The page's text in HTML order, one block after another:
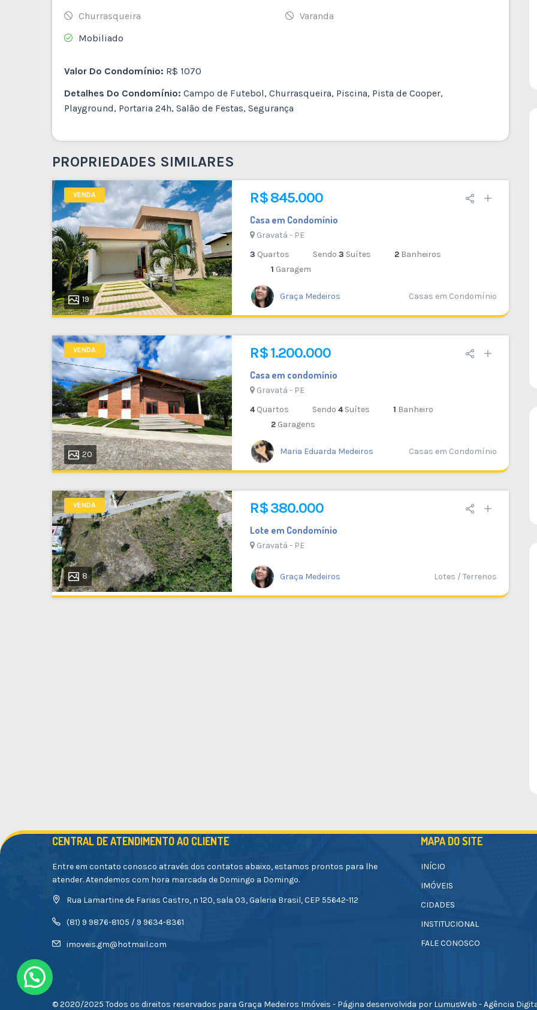
Churrasqueira
Mobiliado
Varanda
Valor Do Condomínio: R$ 1070
Detalhes Do Condomínio: Campo de Futebol, Churrasqueira, Piscina, Pista de Cooper,
Playground, Portaria 24h, Salão de Festas, Segurança
PROPRIEDADES SIMILARES
VENDA
19
R$ 845.000
Casa em Condomínio
Gravatá - PE
3 Quartos Sendo 3 Suítes 2 Banheiros
1 Garagem
Graça Medeiros Casas em Condomínio
VENDA
20
R$ 1.200.000
Casa em condomínio
Gravatá - PE
4Quartos Sendo 4Suítes 1 Banheiro
2 Garagens
Maria Eduarda Medeiros Casas em Condomínio
VENDA
8
R$ 380.000
Lote em Condomínio
Gravatá - PE
Graça Medeiros Lotes / Terrenos
R$ 440.000
VENDA DESTAQUE
24
Flat em Condomínio
Gravatá - PE
1
R$ 1.550.000
Gravatá - PE
2
CENTRAL DE ATENDIMENTO AO CLIENTE
Entre em contato conosco através dos contatos abaixo, estamos prontos para lhe
atender. Atendemos com hora marcada de Domingo a Domingo.
Rua Lamartine de Farias Castro, n 120, sala 03, Galeria Brasil, CEP 55642-112
(81) 9 9876-8105 / 9 9634-8361
imoveis.gm@hotmail.com
MAPA DO SITE
INÍCIO
IMÓVEIS
CIDADES
INSTITUCIONAL
FALE CONOSCO
© 2020/2025 Todos os direitos reservados para Graça Medeiros Imóveis - Página desenvolvida por LumusWeb - Agência